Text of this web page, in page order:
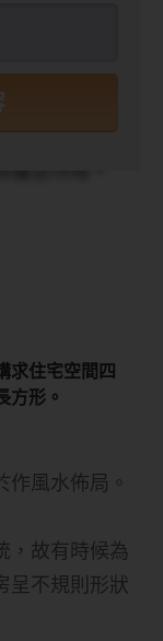
旨始終是看
的星、數、
的風水佈局
等，看似與
求住宅空間四
方形。
風水佈局。
，故有時候為
呈不規則形狀